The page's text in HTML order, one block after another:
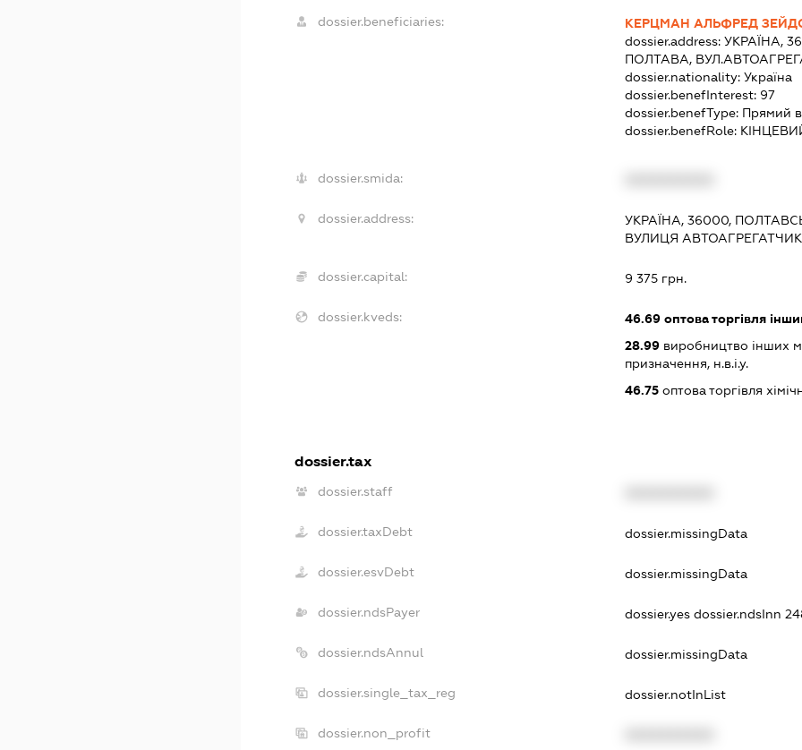
dossier.beneficiaries:
КЕРЦМАН АЛЬФРЕД
dossier.address:УКРАЇНА,
ПОЛТАВА,
dossier.nationality:Україна
dossier.benefInterest: 97
dossier.benefType: Прямий
dossier.benefRole:
dossier.smida:
dossier.address:
УКРАЇНА, 36000,
ВУЛИЦЯ
dossier.capital: 9 375 грн.
dossier.kveds: 46.69 оптова торгівля
28.99 виробництво інших
призначення, н.в.і.у.
46.75 оптова торгівля
dossier.tax
dossier.staff
dossier.taxDebt dossier.missingData
dossier.esvDebt dossier.missingData
dossier.ndsPayer dossier.yesdossier.ndsInn
dossier.ndsAnnul dossier.missingData
dossier.single_tax_reg dossier.notInList
dossier.non_profit